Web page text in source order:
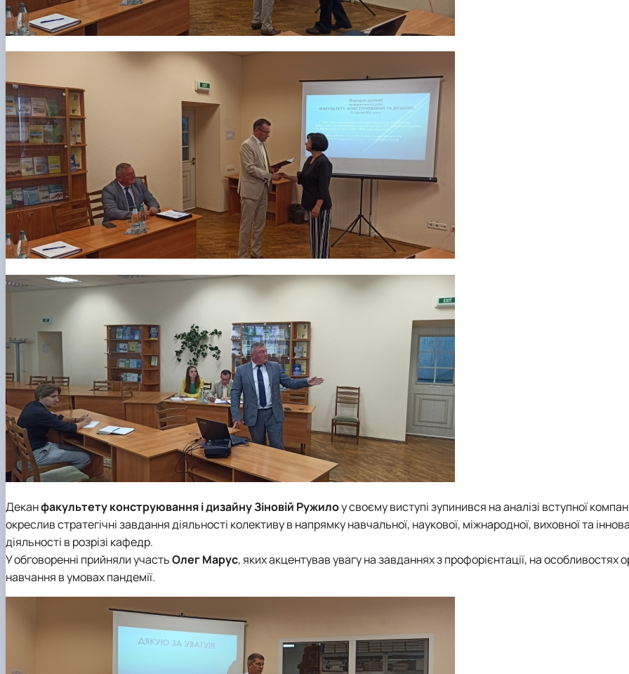
Деканфакультету конструювання і дизайнуЗіновій Ружилоу своєму виступі зупинився на аналізі вступної
окреслив стратегічні завдання діяльності колективу в напрямку навчальної, наукової, міжнародної, виховної та
діяльності в розрізі кафедр.
У обговоренні прийняли участьОлег Марус, яких акцентував увагу на завданнях з профорієнтації, на особливостях
навчання в умовах пандемії.